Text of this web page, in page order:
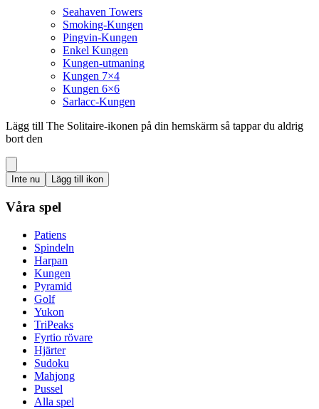
Seahaven Towers
Smoking-Kungen
Pingvin-Kungen
Enkel Kungen
Kungen-utmaning
Kungen 7×4
Kungen 6×6
Sarlacc-Kungen
Lägg till The Solitaire-ikonen på din hemskärm så tappar du aldrig
bort den
Inte nu Lägg till ikon
Våra spel
Patiens
Spindeln
Harpan
Kungen
Pyramid
Golf
Yukon
TriPeaks
Fyrtio rövare
Hjärter
Sudoku
Mahjong
Pussel
Alla spel